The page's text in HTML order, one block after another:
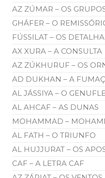
AZ ZÚMAR – OS
GHÁFER – O
FÚSSILAT – OS
AX XURA – A CONSULTA
AZ ZÚKHURUF – OS
AD DUKHAN – A
AL JÁSSIYA – O
AL AHCAF – AS DUNAS
MOHAMMAD –
AL FATH – O TRIUNFO
AL HUJJURAT – OS
CAF – A LETRA CAF